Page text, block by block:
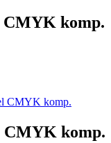
CMYK komp.
CMYK komp.